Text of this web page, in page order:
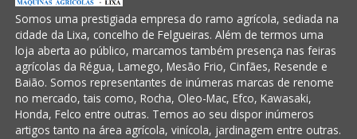
Somos uma prestigiada empresa do ramo agrícola, sediada na
cidade da Lixa, concelho de Felgueiras. Além de termos uma
loja aberta ao público, marcamos também presença nas feiras
agrícolas da Régua, Lamego, Mesão Frio, Cinfães, Resende e
Baião. Somos representantes de inúmeras marcas de renome
no mercado, tais como, Rocha, Oleo-Mac, Efco, Kawasaki,
Honda, Felco entre outras. Temos ao seu dispor inúmeros
artigos tanto na área agrícola, vinícola, jardinagem entre outras.